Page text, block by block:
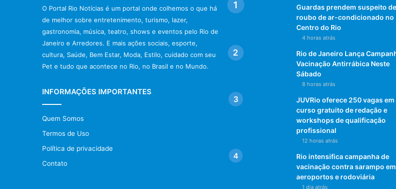
O Portal Rio Notícias é um portal onde colhemos o que há
de melhor sobre entretenimento, turismo, lazer,
gastronomia, música, teatro, shows e eventos pelo Rio de
Janeiro e Arredores. E mais ações sociais, esporte,
cultura, Saúde, Bem Estar, Moda, Estilo, cuidado com seu
Pet e tudo que acontece no Rio, no Brasil e no Mundo.
INFORMAÇÕES IMPORTANTES
Quem Somos
Termos de Uso
Política de privacidade
Contato
Guardas prendem suspeito de
roubo de ar-condicionado no
Centro do Rio
4 horas atrás
Rio de Janeiro Lança
Vacinação Antirrábica Neste
Sábado
8 horas atrás
JUVRio oferece 250 vagas em
curso gratuito de redação e
workshops de qualificação
profissional
12 horas atrás
Rio intensifica campanha de
vacinação contra sarampo em
aeroportos e rodoviária
1 dia atrás